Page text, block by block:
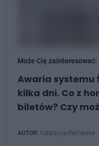
Może Cię zainteresować:
Awaria systemu
kilka dni. Co z
biletów? Czy
AUTOR: Katarzyna Pachelska